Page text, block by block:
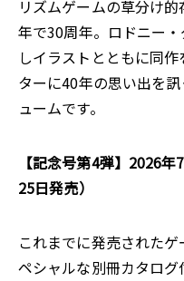
リズムゲームの草分け
年で30周年。ロドニー
しイラストとともに同
ターに40年の思い出を
ュームです。
【記念号第4弾】2026
25日発売）
これまでに発売された
ペシャルな別冊カタロ